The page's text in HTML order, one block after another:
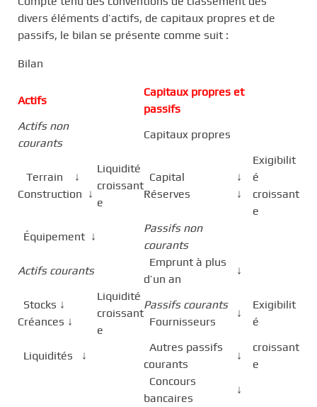
divers éléments d’actifs, de capitaux propres et de
passifs, le bilan se présente comme suit :
Bilan
Actifs
Capitaux propres et
passifs
Actifs non
courants
Capitaux propres
Terrain ↓
Construction ↓
Liquidité
croissant
e
Capital
Réserves
↓
↓
Exigibilit
é
croissant
e
Équipement ↓
Passifs non
courants
Actifs courants
Emprunt à plus
d’un an
↓
Stocks ↓
Créances ↓
Liquidité
croissant
e
Passifs courants
Fournisseurs
↓
Exigibilit
é
Liquidités ↓
Autres passifs
courants
↓
croissant
e
Concours
bancaires
↓